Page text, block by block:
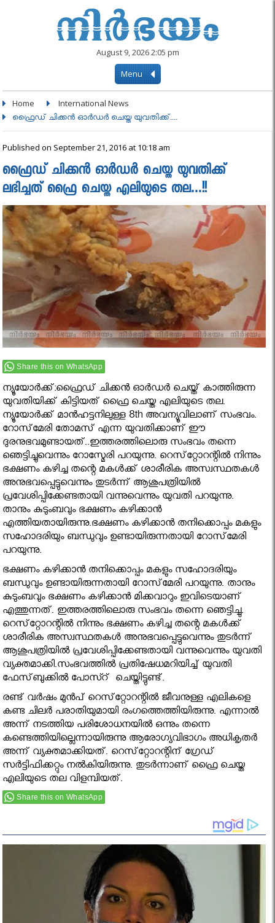
August 9, 2026 2:05 pm
Menu
Home International News
ഫ്രൈഡ് ചിക്കന്‍ ഓര്‍ഡര്‍ ചെയ്ത യുവതിക്ക്....
Published on September 21, 2016 at 10:18 am
ഫ്രൈഡ് ചിക്കന്‍ ഓര്‍ഡര്‍ ചെയ്ത യുവതിക്ക്
ലഭിച്ചത് ഫ്രൈ ചെയ്ത എലിയുടെ തല…!!
Share this on WhatsApp
ന്യൂയോര്‍ക്ക്:ഫ്രൈഡ് ചിക്കന്‍ ഓര്‍ഡര്‍ ചെയ്ത് കാത്തിരുന്ന
യുവതിയിക്ക് കിട്ടിയത് ഫ്രൈ ചെയ്ത എലിയുടെ തല.
ന്യൂയോര്‍ക്ക് മാന്‍ഹട്ടനിലുള്ള 8th അവന്യൂവിലാണ് സംഭവം.
റോസ്‌മേരി തോമസ് എന്ന യുവതിക്കാണ് ഈ
ദുരനുഭവമുണ്ടായത്..ഇത്തരത്തിലൊരു സംഭവം തന്നെ
ഞെട്ടിച്ചുവെന്നും റോസ്മേരി പറയുന്നു. റെസ്‌റ്റോറന്റില്‍ നിന്നും
ഭക്ഷണം കഴിച്ച തന്റെ മകള്‍ക്ക് ശാരീരിക അസ്വസ്ഥതകള്‍
അനുഭവപ്പെട്ടുവെന്നും തുടര്‍ന്ന് ആശുപത്രിയില്‍
പ്രവേശിപ്പിക്കേണ്ടതായി വന്നുവെന്നും യുവതി പറയുന്നു.
താനും കുടുംബവും ഭക്ഷണം കഴിക്കാന്‍
എത്തിയതായിരുന്നു.ഭക്ഷണം കഴിക്കാന്‍ തനിക്കൊപ്പം മകളും
സഹോദരിയും ബന്ധുവും ഉണ്ടായിരുന്നതായി റോസ്‌മേരി
പറയുന്നു.
ഭക്ഷണം കഴിക്കാന്‍ തനിക്കൊപ്പം മകളും സഹോദരിയും
ബന്ധുവും ഉണ്ടായിരുന്നതായി റോസ്‌മേരി പറയുന്നു. താനും
കുടുംബവും ഭക്ഷണം കഴിക്കാന്‍ മിക്കവാറും ഇവിടെയാണ്
എത്തുന്നത്. ഇത്തരത്തിലൊരു സംഭവം തന്നെ ഞെട്ടിച്ചു.
റെസ്‌റ്റോറന്റില്‍ നിന്നും ഭക്ഷണം കഴിച്ച തന്റെ മകള്‍ക്ക്
ശാരീരിക അസ്വസ്ഥതകള്‍ അനുഭവപ്പെട്ടുവെന്നും തുടര്‍ന്ന്
ആശുപത്രിയില്‍ പ്രവേശിപ്പിക്കേണ്ടതായി വന്നുവെന്നും യുവതി
വ്യക്തമാക്കി.സംഭവത്തില്‍ പ്രതിഷേധമറിയിച്ച് യുവതി
ഫേസ്‌ബുക്കിൽ പോസ്റ് ചെയ്തിട്ടുണ്ട്.
രണ്ട് വര്‍ഷം മുന്‍പ് റെസ്‌റ്റോറന്റില്‍ ജീവനുള്ള എലികളെ
കണ്ട ചിലര്‍ പരാതിയുമായി രംഗത്തെത്തിയിരുന്നു. എന്നാല്‍
അന്ന് നടത്തിയ പരിശോധനയില്‍ ഒന്നും തന്നെ
കണ്ടെത്തിയില്ലെന്നായിരുന്നു ആരോഗ്യവിഭാഗം അധികൃതര്‍
അന്ന് വ്യക്തമാക്കിയത്. റെസ്‌റ്റോറന്റിന് ഗ്രേഡ്
സര്‍ട്ടിഫിക്കറ്റും നല്‍കിയിരുന്നു. തുടര്‍ന്നാണ് ഫ്രൈ ചെയ്ത
എലിയുടെ തല വിളമ്പിയത്.
Share this on WhatsApp